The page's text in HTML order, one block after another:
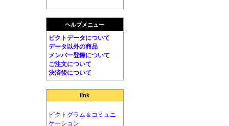
ヘルプメニュー
ピクトデータについて
データ以外の商品
メンバー登録について
ご注文について
決済後について
link
ピクトグラム＆コミュニ
ケーション